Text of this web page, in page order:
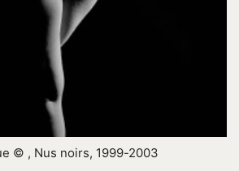
© , Nus noirs, 1999-2003